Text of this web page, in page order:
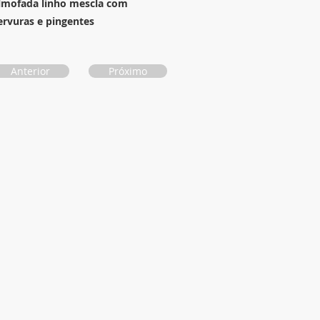
linho mescla com
e pingentes
Anterior Próximo